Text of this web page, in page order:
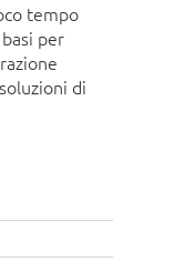
tempo
per
di